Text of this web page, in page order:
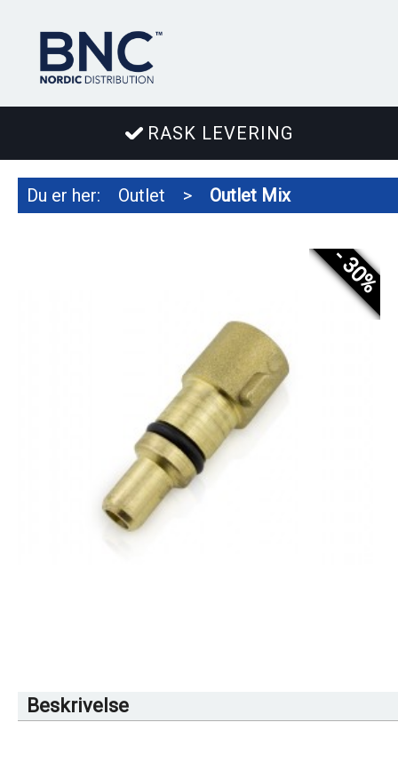
RASK LEVERING
Du er her: Outlet > Outlet Mix
- 30%
Beskrivelse